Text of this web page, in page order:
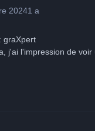
20241 a
graXpert
j'ai l'impression de voir